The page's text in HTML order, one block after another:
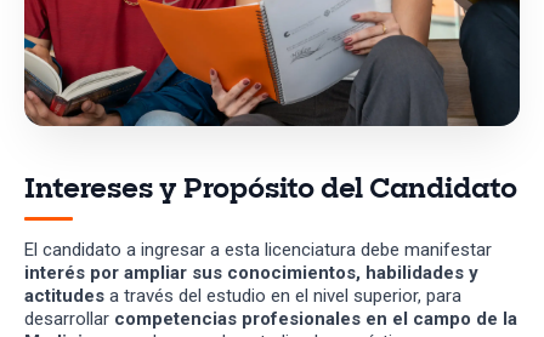
Intereses y Propósito del Candidato
El candidato a ingresar a esta licenciatura debe manifestar
interés por ampliar sus conocimientos, habilidades y
actitudes a través del estudio en el nivel superior, para
desarrollar competencias profesionales en el campo de la